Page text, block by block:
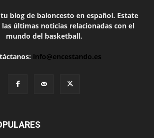
blog de baloncesto en español. Estate
últimas noticias relacionadas con el
mundo del basketball.
info@encestando.es